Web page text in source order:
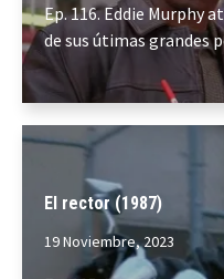
Ep. 116. Eddie Murphy
de sus útimas grandes
El rector (1987)
19 Noviembre, 2023